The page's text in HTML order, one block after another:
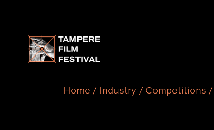
Main menu
Home / Industry / Competitions /